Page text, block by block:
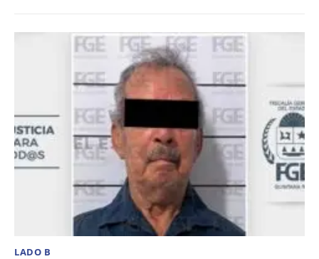
LADO B